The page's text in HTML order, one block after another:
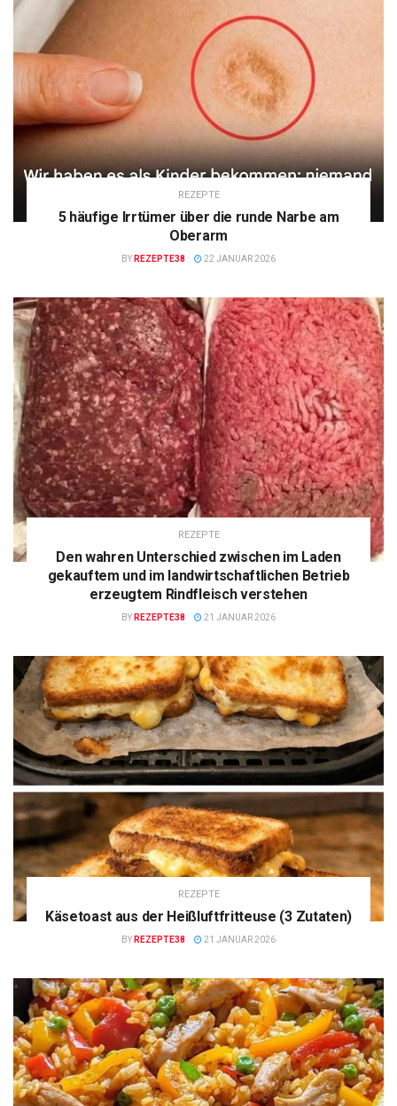
REZEPTE
5 häufige Irrtümer über die runde Narbe am
Oberarm
BY REZEPTE38 22 JANUAR 2026
REZEPTE
Den wahren Unterschied zwischen im Laden
gekauftem und im landwirtschaftlichen Betrieb
erzeugtem Rindfleisch verstehen
BY REZEPTE38 21 JANUAR 2026
REZEPTE
Käsetoast aus der Heißluftfritteuse (3 Zutaten)
BY REZEPTE38 21 JANUAR 2026